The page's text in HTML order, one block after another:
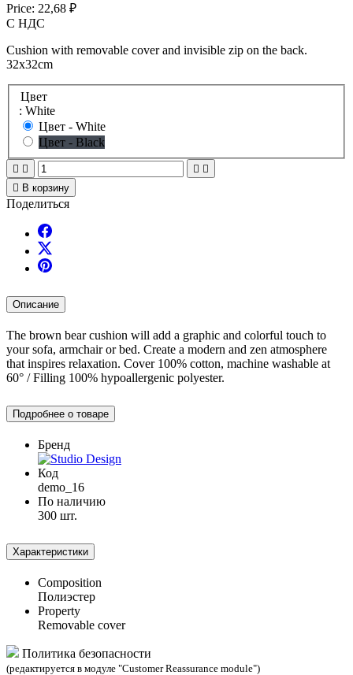
Price: 22,68 ₽
С НДС
Cushion with removable cover and invisible zip on the back.
32x32cm
Цвет
: White
Цвет - White
Цвет - Black
   
 В корзину
Поделиться
Описание
The brown bear cushion will add a graphic and colorful touch to
your sofa, armchair or bed. Create a modern and zen atmosphere
that inspires relaxation. Cover 100% cotton, machine washable at
60° / Filling 100% hypoallergenic polyester.
Подробнее о товаре
Бренд
Код
demo_16
По наличию
300 шт.
Характеристики
Composition
Полиэстер
Property
Removable cover
Политика безопасности
(редактируется в модуле "Customer Reassurance module")